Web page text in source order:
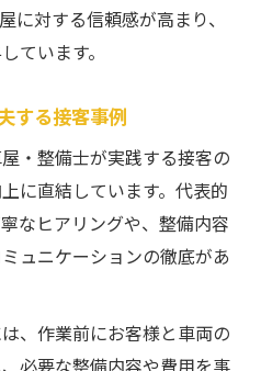
に対する信頼感が高まり、
ています。
する接客事例
・整備士が実践する接客の
に直結しています。代表的
なヒアリングや、整備内容
ュニケーションの徹底があ
、作業前にお客様と車両の
必要な整備内容や費用を事